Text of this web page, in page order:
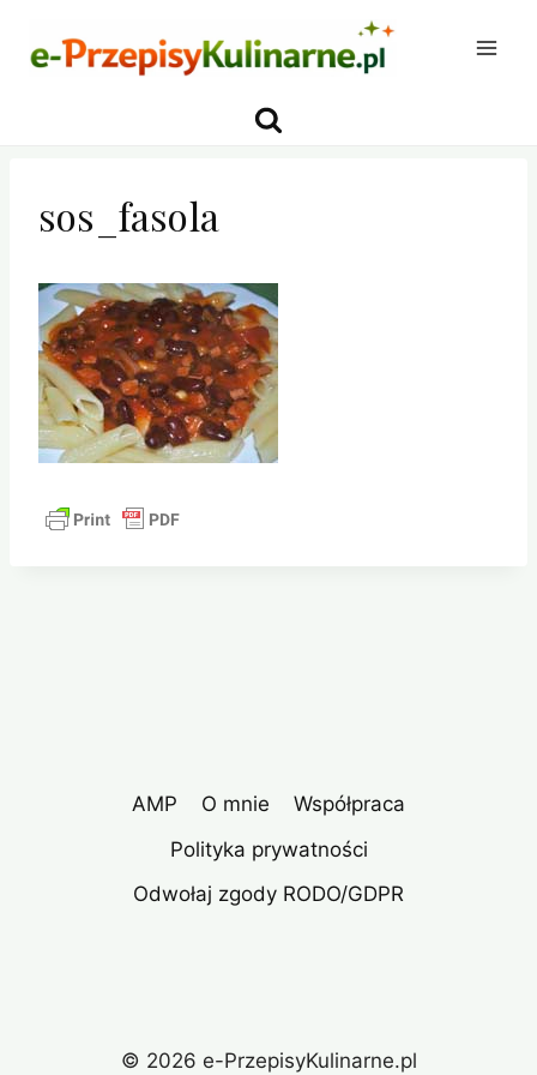
sos_fasola
AMP O mnie
Współpraca
Polityka prywatności
Odwołaj zgody RODO/GDPR
© 2026 e-PrzepisyKulinarne.pl